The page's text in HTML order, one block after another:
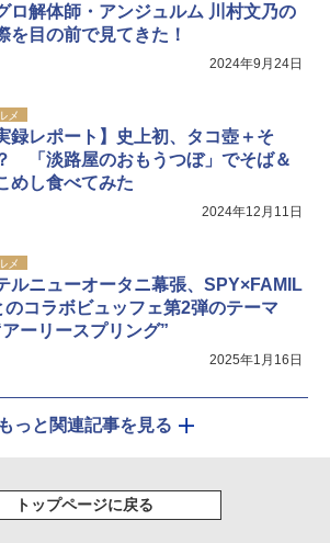
ロ解体師・アンジュルム 川村文乃の
を目の前で見てきた！
2024年9月24日
メ
録レポート】史上初、タコ壺＋そ
「淡路屋のおもうつぼ」でそば＆
めし食べてみた
2024年12月11日
メ
ルニューオータニ幕張、SPY×FAMIL
のコラボビュッフェ第2弾のテーマ
アーリースプリング”
2025年1月16日
もっと関連記事を見る
トップページに戻る